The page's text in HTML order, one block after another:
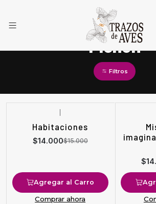
Inicio Pichón
Pichón
Filtros
Habitaciones
$14.000$15.000
Agregar al Carro
Comprar ahora